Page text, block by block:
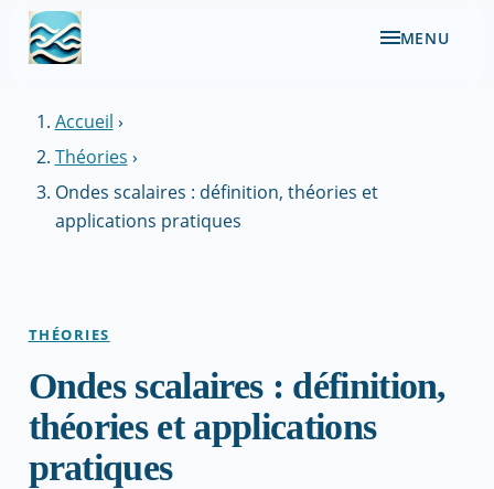
MENU
Accueil ›
Théories ›
Ondes scalaires : définition, théories et
applications pratiques
THÉORIES
Ondes scalaires : définition,
théories et applications
pratiques